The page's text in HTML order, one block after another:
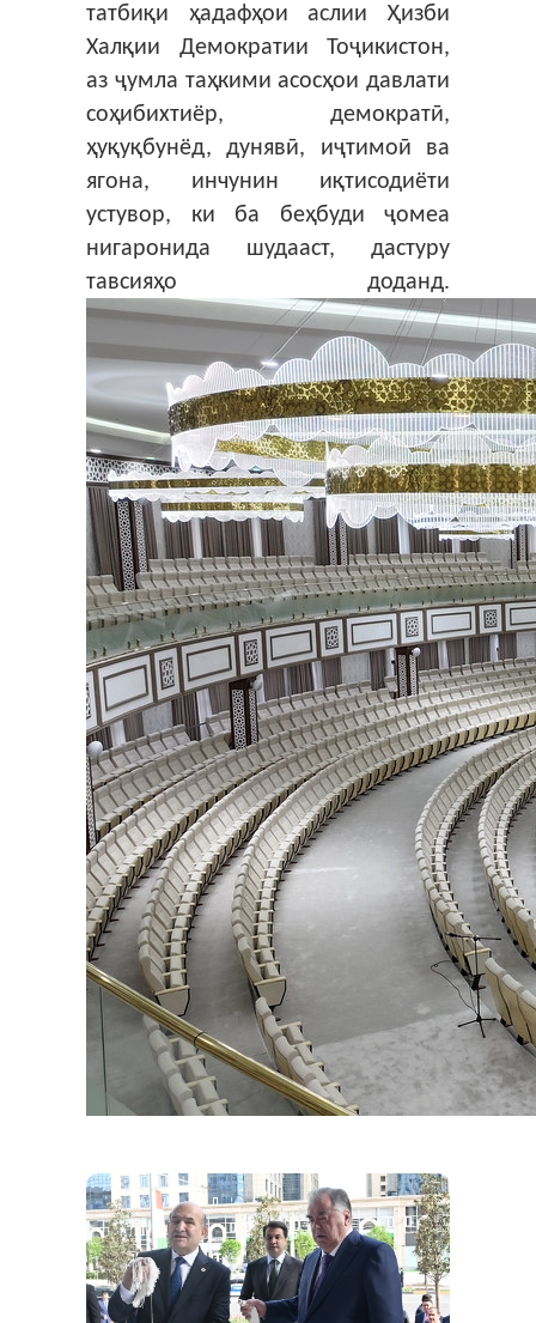
татбиқи ҳадафҳои аслии Ҳизби
Халқии Демократии Тоҷикистон,
аз ҷумла таҳкими асосҳои давлати
соҳибихтиёр, демократӣ,
ҳуқуқбунёд, дунявӣ, иҷтимоӣ ва
ягона, инчунин иқтисодиёти
устувор, ки ба беҳбуди ҷомеа
нигаронида шудааст, дастуру
тавсияҳо доданд.